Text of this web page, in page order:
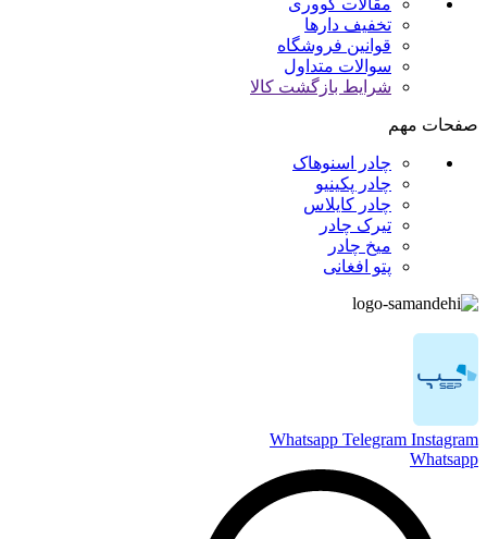
مقالات کووری
تخفیف دارها
قوانین فروشگاه
سوالات متداول
شرایط بازگشت کالا
صفحات مهم
چادر اسنوهاک
چادر پکینیو
چادر کایلاس
تیرک چادر
میخ چادر
پتو افغانی
Whatsapp Telegram Instagram
Whatsapp